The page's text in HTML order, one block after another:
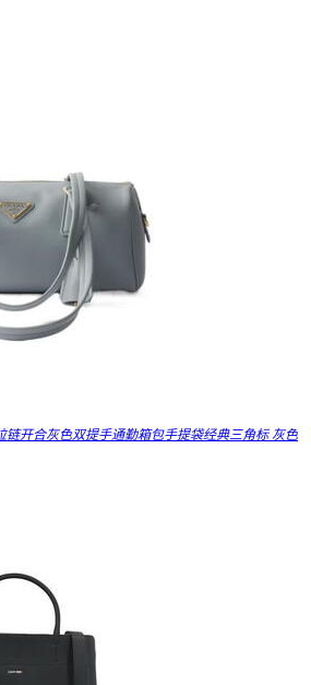
链开合灰色双提手通勤箱包手提袋经典三角标 灰色